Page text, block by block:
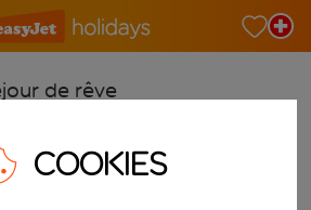
de rêve
aéroport
COOKIES